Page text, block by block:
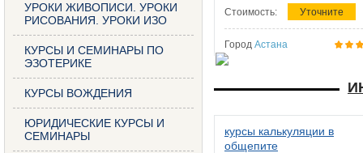
УРОКИ ЖИВОПИСИ. УРОКИ
РИСОВАНИЯ. УРОКИ ИЗО
КУРСЫ И СЕМИНАРЫ ПО
ЭЗОТЕРИКЕ
КУРСЫ ВОЖДЕНИЯ
ЮРИДИЧЕСКИЕ КУРСЫ И
СЕМИНАРЫ
Стоимость: Уточните
Город Астана
курсы калькуляции в
общепите